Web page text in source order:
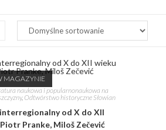
MAGAZYNIE
naukowa i popularnonaukowa na
, Odtwórstwo historyczne Słowian
od X do XII
Pranke, Miloš Zečević